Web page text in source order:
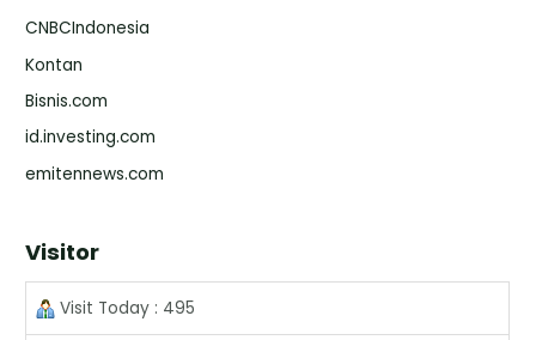
CNBCIndonesia
Kontan
Bisnis.com
id.investing.com
emitennews.com
Visitor
Visit Today : 495